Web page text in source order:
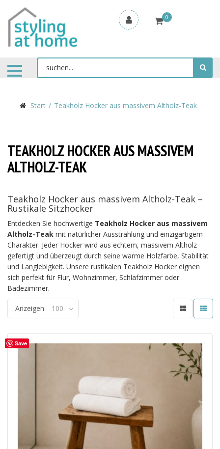
0
Start Teakholz Hocker aus massivem Altholz-Teak
TEAKHOLZ HOCKER AUS MASSIVEM
ALTHOLZ-TEAK
Teakholz Hocker aus massivem Altholz-Teak –
Rustikale Sitzhocker
Entdecken Sie hochwertige Teakholz Hocker aus massivem
Altholz-Teak mit natürlicher Ausstrahlung und einzigartigem
Charakter. Jeder Hocker wird aus echtem, massivem Altholz
gefertigt und überzeugt durch seine warme Holzfarbe, Stabilität
und Langlebigkeit. Unsere rustikalen Teakholz Hocker eignen
sich perfekt für Flur, Wohnzimmer, Schlafzimmer oder
Badezimmer.
Anzeigen 100
Save